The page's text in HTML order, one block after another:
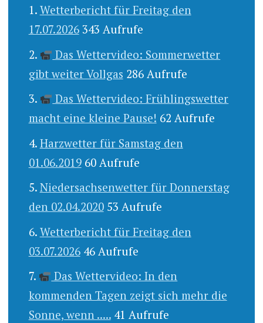
Wetterbericht für Freitag den
17.07.2026 343 Aufrufe
Das Wettervideo: Sommerwetter
gibt weiter Vollgas 286 Aufrufe
Das Wettervideo: Frühlingswetter
macht eine kleine Pause! 62 Aufrufe
Harzwetter für Samstag den
01.06.2019 60 Aufrufe
Niedersachsenwetter für Donnerstag
den 02.04.2020 53 Aufrufe
Wetterbericht für Freitag den
03.07.2026 46 Aufrufe
Das Wettervideo: In den
kommenden Tagen zeigt sich mehr die
Sonne, wenn ..... 41 Aufrufe